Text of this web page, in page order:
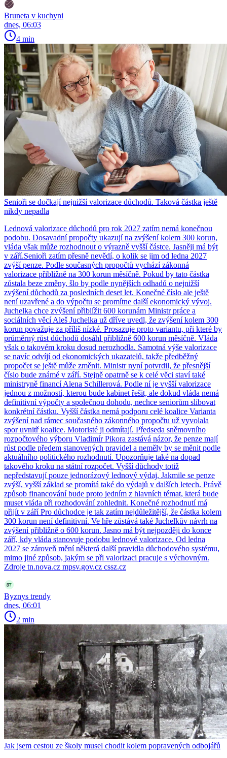
Bruneta v kuchyni
dnes, 06:03
4 min
Senioři se dočkají nejnižší valorizace důchodů. Taková částka ještě
nikdy nepadla
Lednová valorizace důchodů pro rok 2027 zatím nemá konečnou
podobu. Dosavadní propočty ukazují na zvýšení kolem 300 korun,
vláda však může rozhodnout o výrazně vyšší částce. Jasněji má být
v září.Senioři zatím přesně nevědí, o kolik se jim od ledna 2027
zvýší penze. Podle současných propočtů vychází zákonná
valorizace přibližně na 300 korun měsíčně. Pokud by tato částka
zůstala beze změny, šlo by podle nynějších odhadů o nejnižší
zvýšení důchodů za posledních deset let. Konečné číslo ale ještě
není uzavřené a do výpočtu se promítne další ekonomický vývoj.
Juchelka chce zvýšení přiblížit 600 korunám Ministr práce a
sociálních věcí Aleš Juchelka už dříve uvedl, že zvýšení kolem 300
korun považuje za příliš nízké. Prosazuje proto variantu, při které by
průměrný růst důchodů dosáhl přibližně 600 korun měsíčně. Vláda
však o takovém kroku dosud nerozhodla. Samotná výše valorizace
se navíc odvíjí od ekonomických ukazatelů, takže předběžný
propočet se ještě může změnit. Ministr nyní potvrdil, že přesnější
číslo bude známé v září. Stejně opatrně se k celé věci staví také
ministryně financí Alena Schillerová. Podle ní je vyšší valorizace
jednou z možností, kterou bude kabinet řešit, ale dokud vláda nemá
definitivní výpočty a společnou dohodu, nechce seniorům slibovat
konkrétní částku. Vyšší částka nemá podporu celé koalice Varianta
zvýšení nad rámec současného zákonného propočtu už vyvolala
spor uvnitř koalice. Motoristé ji odmítají. Předseda sněmovního
rozpočtového výboru Vladimír Pikora zastává názor, že penze mají
růst podle předem stanovených pravidel a neměly by se měnit podle
aktuálního politického rozhodnutí. Upozorňuje také na dopad
takového kroku na státní rozpočet. Vyšší důchody totiž
nepředstavují pouze jednorázový lednový výdaj. Jakmile se penze
zvýší, vyšší základ se promítá také do výdajů v dalších letech. Právě
způsob financování bude proto jedním z hlavních témat, která bude
muset vláda při rozhodování zohlednit. Konečné rozhodnutí má
přijít v září Pro důchodce je tak zatím nejdůležitější, že částka kolem
300 korun není definitivní. Ve hře zůstává také Juchelkův návrh na
zvýšení přibližně o 600 korun. Jasno má být nejpozději do konce
září, kdy vláda stanovuje podobu lednové valorizace. Od ledna
2027 se zároveň mění některá další pravidla důchodového systému,
mimo jiné způsob, jakým se při valorizaci pracuje s výchovným.
Zdroje tn.nova.cz mpsv.gov.cz cssz.cz
Byznys trendy
dnes, 06:01
2 min
Jak jsem cestou ze školy musel chodit kolem popravených odbojářů